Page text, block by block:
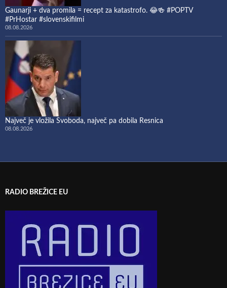
Gaunarji + dva promila = recept za katastrofo. 😂🍻 #POPTV
#PrHostar #slovenskifilmi
08.08.2026
Največ je vložila Svoboda, največ pa dobila Resnica
08.08.2026
RADIO BREŽICE EU